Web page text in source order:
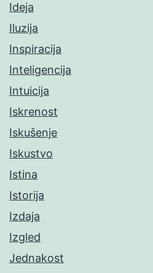
Ideja
Iluzija
Inspiracija
Inteligencija
Intuicija
Iskrenost
Iskušenje
Iskustvo
Istina
Istorija
Izdaja
Izgled
Jednakost